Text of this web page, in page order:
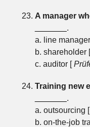
A manager
.
a. line
b. shareholder
c. auditor [
Training new
.
a. outsourcing [
b. on-the-job